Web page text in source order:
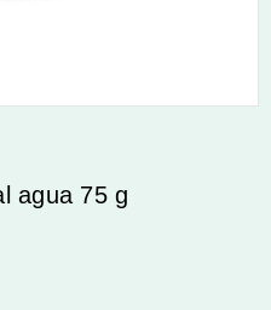
agua 75 g